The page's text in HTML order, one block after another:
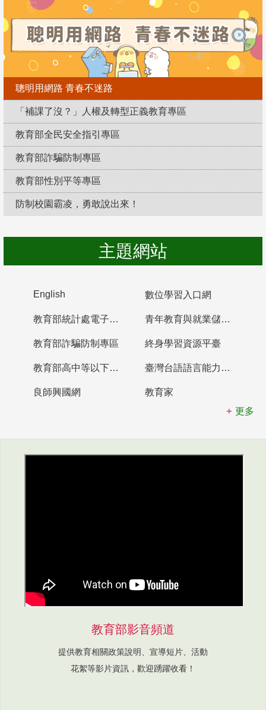
聰明用網路 青春不迷路
「補課了沒？」人權及轉型正義教育專區
教育部全民安全指引專區
教育部詐騙防制專區
教育部性別平等專區
防制校園霸凌，勇敢說出來！
主題網站
English 數位學習入口網
教育部統計處電子書櫃 青年教育與就業儲蓄帳戶
教育部詐騙防制專區 終身學習資源平臺
教育部高中等以下學校及幼兒園教師資格檢定考試 臺灣台語語言能力認證網站
良師興國網
教育家
更多
教育部影音頻道
提供教育相關政策說明、宣導短片、活動
花絮等影片資訊，歡迎踴躍收看！